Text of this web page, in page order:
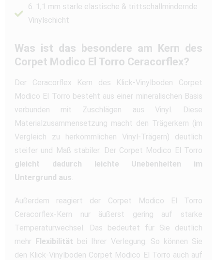
6. 1,1 mm starle elastische & trittschallmindernde
Vinylschicht
Was ist das besondere am Kern des
Corpet Modico El Torro Ceracorflex?
Der Ceracorflex Kern des Klick-Vinylboden Corpet
Modico El Torro besteht aus einer mineralischen Basis
verbunden mit Zuschlägen aus Vinyl. Diese
Materialzusammensetzung macht den Trägerkern (im
Vergleich zu herkömmlichen Vinyl-Trägern) deutlich
steifer und Maß stabiler. Der Corpet Modico El Torro
gleicht dadurch leichte Unebenheiten im
Untergrund aus.
Außerdem reagiert der Corpet Modico El Torro
Ceracorflex-Kern nur äußerst gering auf starke
Temperaturwechsel. Das bedeutet für Sie deutlich
mehr Flexibilität bei Ihrer Verlegung. So können Sie
den Klick-Vinylboden Corpet Modico El Torro auch auf